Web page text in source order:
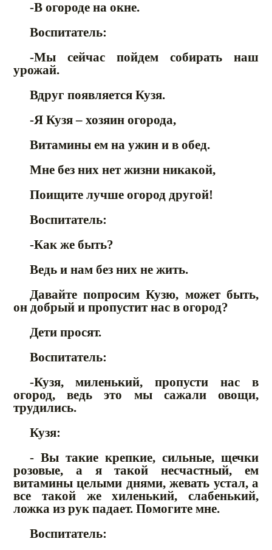
-В огороде на окне.
Воспитатель:
-Мы сейчас пойдем собирать наш
урожай.
Вдруг появляется Кузя.
-Я Кузя – хозяин огорода,
Витамины ем на ужин и в обед.
Мне без них нет жизни никакой,
Поищите лучше огород другой!
Воспитатель:
-Как же быть?
Ведь и нам без них не жить.
Давайте попросим Кузю, может быть,
он добрый и пропустит нас в огород?
Дети просят.
Воспитатель:
-Кузя, миленький, пропусти нас в
огород, ведь это мы сажали овощи,
трудились.
Кузя:
- Вы такие крепкие, сильные, щечки
розовые, а я такой несчастный, ем
витамины целыми днями, жевать устал, а
все такой же хиленький, слабенький,
ложка из рук падает. Помогите мне.
Воспитатель: